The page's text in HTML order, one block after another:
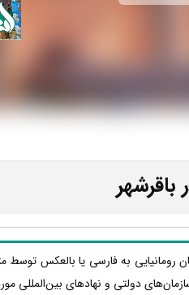
رومانیایی به فارسی یا بالعکس
دولتی و نهادهای